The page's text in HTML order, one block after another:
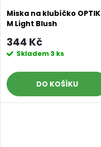
Miska na klubíčko OPTIK
M Light Blush
344 Kč
Skladem3 ks
DO KOŠÍKU